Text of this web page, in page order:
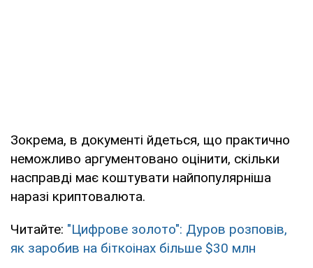
Зокрема, в документі йдеться, що практично
неможливо аргументовано оцінити, скільки
насправді має коштувати найпопулярніша
наразі криптовалюта.
Читайте: "Цифрове золото": Дуров розповів,
як заробив на біткоінах більше $30 млн